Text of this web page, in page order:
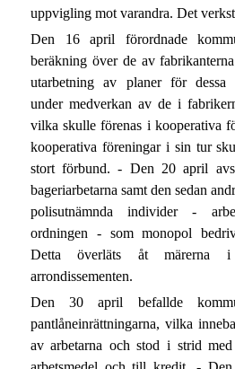
uppvigling mot varandra. Det
Den 16 april förordnade
beräkning över de av
utarbetning av planer för dessa
under medverkan av de i
vilka skulle förenas i kooperativa
kooperativa föreningar i sin tur
stort förbund. - Den 20 april
bageriarbetarna samt den sedan
polisutnämnda individer -
ordningen - som monopol
Detta överläts åt märerna
arrondissementen.
Den 30 april befallde
pantlåneinrättningarna, vilka
av arbetarna och stod i strid